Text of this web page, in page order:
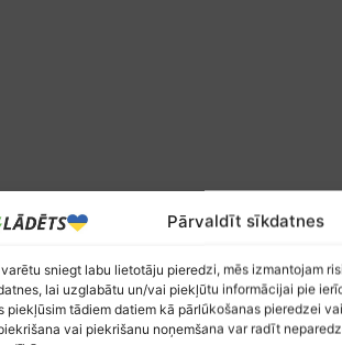
Pārvaldīt sīkdatnes
sniegt labu lietotāju pieredzi, mēs izmantojam
lai uzglabātu un/vai piekļūtu informācijai pie
piekļūsim tādiem datiem kā pārlūkošanas pieredzei
vai piekrišanu noņemšana var radīt